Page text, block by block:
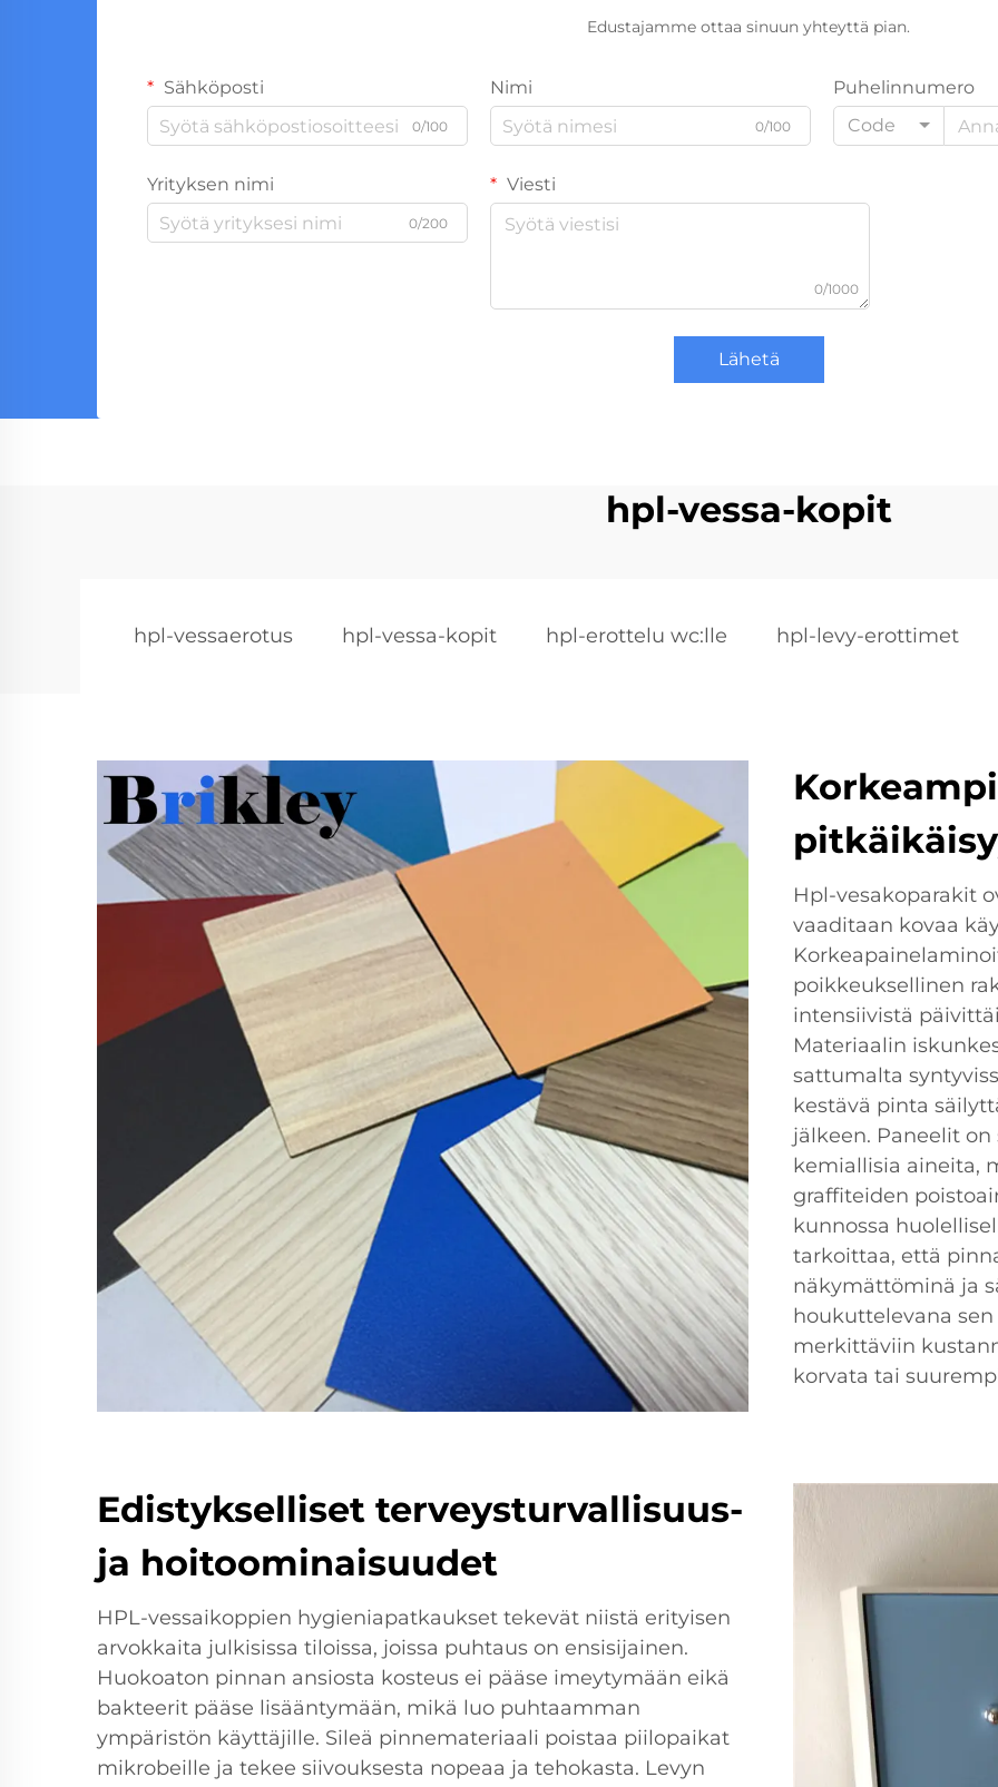
Edustajamme ottaa sinuun yhteyttä pian.
Sähköposti
0/100
Nimi
0/100
Puhelinnumero
Code
Yrityksen nimi
0/200
Viesti
0/1000
Lähetä
hpl-vessa-kopit
hpl-vessaerotus hpl-vessa-kopit hpl-erottelu wc:lle hpl-levy-erottimet
Hpl-vesakoparakit
vaaditaan kovaa
poikkeuksellinen
intensiivistä
Materiaalin
sattumalta
kestävä pinta
jälkeen. Paneelit
kemiallisia aineita,
graffiteiden
kunnossa
tarkoittaa, että
näkymättöminä ja
houkuttelevana
merkittäviin
korvata tai
Edistykselliset terveysturvallisuus-
ja hoitoominaisuudet
HPL-vessaikoppien hygieniapatkaukset tekevät niistä erityisen
arvokkaita julkisissa tiloissa, joissa puhtaus on ensisijainen.
Huokoaton pinnan ansiosta kosteus ei pääse imeytymään eikä
bakteerit pääse lisääntymään, mikä luo puhtaamman
ympäristön käyttäjille. Sileä pinnemateriaali poistaa piilopaikat
mikrobeille ja tekee siivouksesta nopeaa ja tehokasta. Levyn